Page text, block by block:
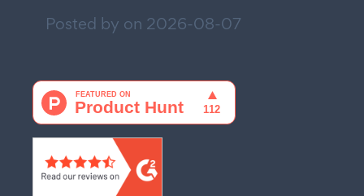
Posted by on 2026-08-07